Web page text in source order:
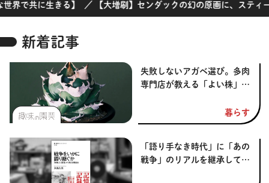
暮らす 料理 園芸 ハンドメイド
読む NHK出版新書
作品
きょうの レシピ
レシピ
きる】 ／ 【大増刷】センダックの幻の原画に、スティーブン・キ
新着記事
失敗しないアガベ選び。多肉
専門店が教える「よい株」の
暮らす
「語り手なき時代」に「あの
戦争」のリアルを継承してい